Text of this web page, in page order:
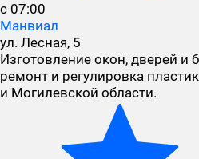
с 07:00
Манвиал
ул. Лесная, 5
Изготовление окон, дверей и
ремонт и регулировка
и Могилевской области.